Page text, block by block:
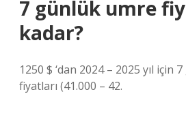
7 günlük umre
kadar?
1250 $ ‘dan 2024 – 2025 yıl
fiyatları (41.000 – 42.